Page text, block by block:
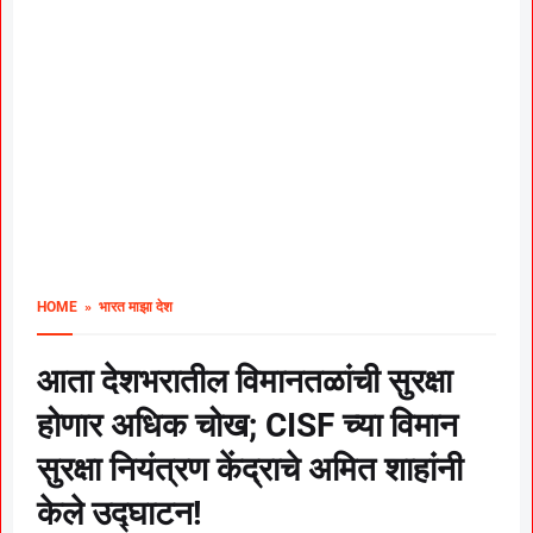
HOME » भारत माझा देश
आता देशभरातील विमानतळांची सुरक्षा
होणार अधिक चोख; CISF च्या विमान
सुरक्षा नियंत्रण केंद्राचे अमित शाहांनी
केले उद्घाटन!